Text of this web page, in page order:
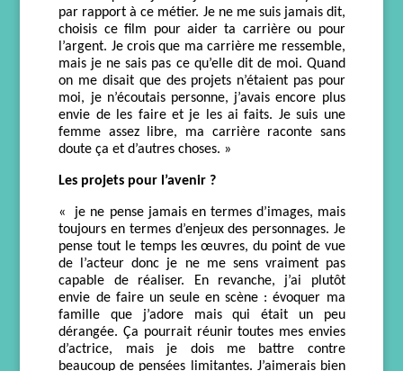
par rapport à ce métier. Je ne me suis jamais dit,
choisis ce film pouraider ta carrièreou pour
l’argent. Je crois que ma carrière me ressemble,
mais je ne sais pas ce qu’elle dit de moi. Quand
on me disait que des projets n’étaient pas pour
moi, je n’écoutais personne, j’avaisencore plus
envie de les faire etje les ai faits. Je suis une
femme assez libre, ma carrière raconte sans
doute ça et d’autres choses. »
Les projets pour l’avenir ?
«
je ne pense jamais en termes d’images, mais
toujours en termes d’enjeux des personnages. Je
pense tout le temps les œuvres, du point de vue
de l’acteurdonc je ne mesens vraiment pas
capable de réaliser. En revanche, j’ai plutôt
envie de faire un seul een scène :évoquer ma
famille que j’adore mais qui était un peu
dérangée. Ça pourrait réunir toutes mes envies
d’actrice, mais je dois me battre contre
beaucoup de pensées limitantes. J’aimerais bien